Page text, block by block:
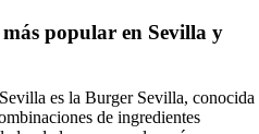
popular en Sevilla y
es la Burger Sevilla, conocida
de ingredientes